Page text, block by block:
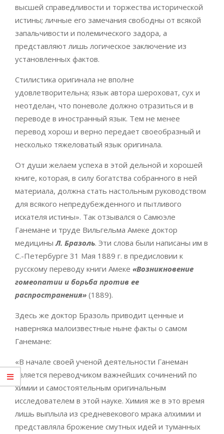
высшей справедливости и торжества исторической
истины; личные его замечания свободны от всякой
запальчивости и полемического задора, а
представляют лишь логическое заключение из
установленных фактов.
Стилистика оригинала не вполне
удовлетворительна; язык автора шероховат, сух и
неотделан, что поневоле должно отразиться и в
переводе в иностранный язык. Тем не менее
перевод хорош и верно передает своеобразный и
несколько тяжеловатый язык оригинала.
От души желаем успеха в этой дельной и хорошей
книге, которая, в силу богатства собранного в ней
материала, должна стать настольным руководством
для всякого непредубежденного и пытливого
искателя истины». Так отзывался о Самюэле
Ганемане и труде Вильгельма Амеке доктор
медициныЛ. Бразоль. Эти слова были написаны им в
С.-Петербурге 31 Мая 1889 г. в предисловии к
русскому переводу книги Амеке «Возникновение
гомеопатии и борьба против ее
распространения» (1889).
Здесь же доктор Бразоль приводит ценные и
наверняка малоизвестные ныне факты о самом
Ганемане:
«В начале своей ученой деятельности Ганеман
является переводчиком важнейших сочинений по
химии и самостоятельным оригинальным
исследователем в этой науке. Химия же в это время
лишь выплыла из средневекового мрака алхимии и
представляла брожение смутных идей и туманных